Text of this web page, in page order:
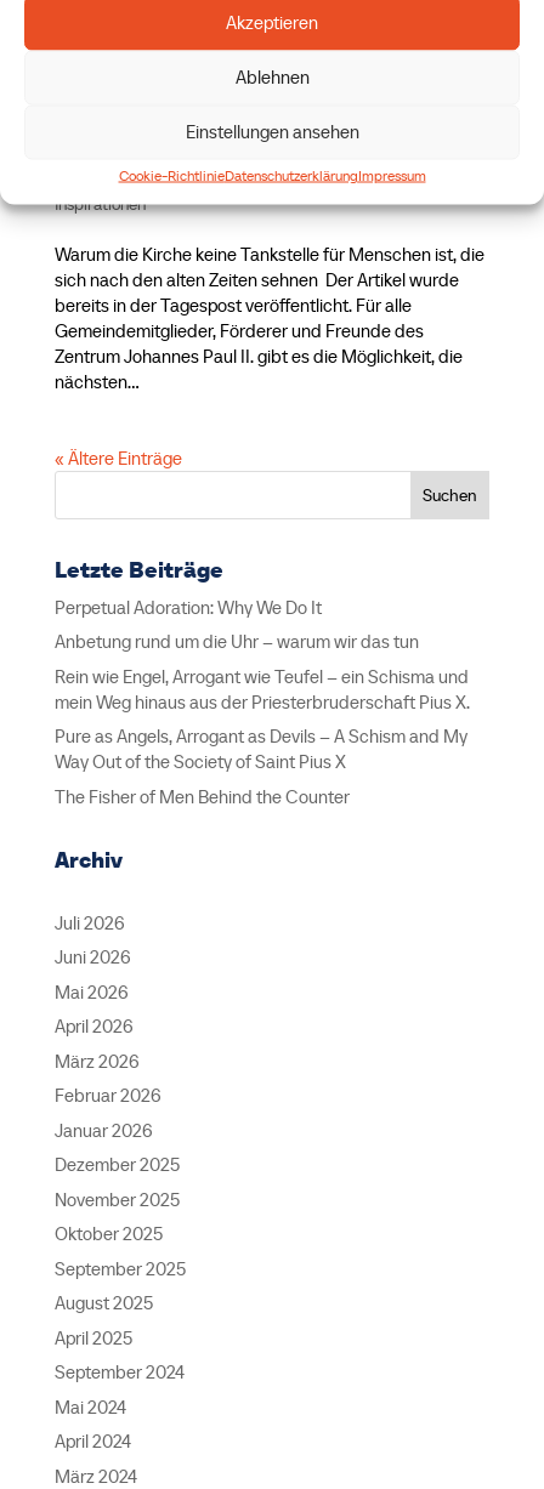
Akzeptieren
Ablehnen
Einstellungen ansehen
Cookie-RichtlinieDatenschutzerklärungImpressum
Volkskirchenmentalität vs. konkrete
P. George Elsbett|17. März 2026|Blog,Gedanken &
Inspirationen
Warum die Kirche keine Tankstelle für Menschen ist, die
sich nach den alten Zeiten sehnen Der Artikel wurde
bereits in der Tagespost veröffentlicht. Für alle
Gemeindemitglieder, Förderer und Freunde des
Zentrum Johannes Paul II. gibt es die Möglichkeit, die
nächsten...
« Ältere Einträge
Suchen
Letzte Beiträge
Perpetual Adoration: Why We Do It
Anbetung rund um die Uhr – warum wir das tun
Rein wie Engel, Arrogant wie Teufel – ein Schisma und
mein Weg hinaus aus der Priesterbruderschaft Pius X.
Pure as Angels, Arrogant as Devils – A Schism and My
Way Out of the Society of Saint Pius X
The Fisher of Men Behind the Counter
Archiv
Juli 2026
Juni 2026
Mai 2026
April 2026
März 2026
Februar 2026
Januar 2026
Dezember 2025
November 2025
Oktober 2025
September 2025
August 2025
April 2025
September 2024
Mai 2024
April 2024
März 2024